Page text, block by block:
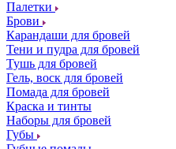
Палетки
Брови
Карандаши для бровей
Тени и пудра для бровей
Тушь для бровей
Гель, воск для бровей
Помада для бровей
Краска и тинты
Наборы для бровей
Губы